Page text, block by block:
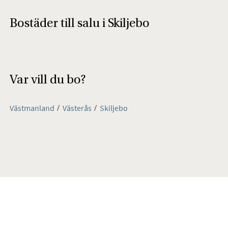
Bostäder till salu i Skiljebo
Var vill du bo?
Västmanland Västerås Skiljebo